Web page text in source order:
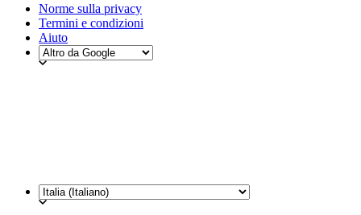
Norme sulla privacy
Termini e condizioni
Aiuto